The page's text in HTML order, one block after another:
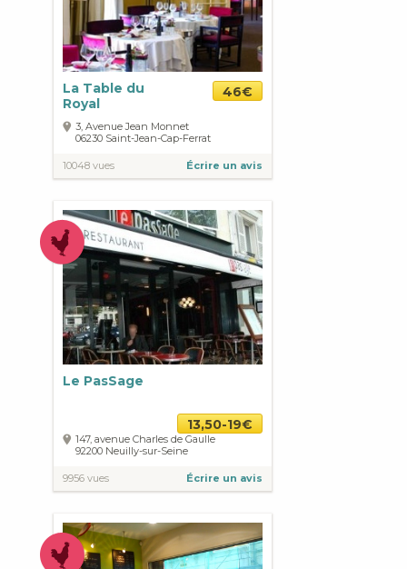
La Table du
Royal
46€
3, Avenue Jean Monnet
06230 Saint-Jean-Cap-Ferrat
10048 vues Écrire un avis
Le PasSage
13,50-19€
147, avenue Charles de Gaulle
92200 Neuilly-sur-Seine
9956 vues Écrire un avis